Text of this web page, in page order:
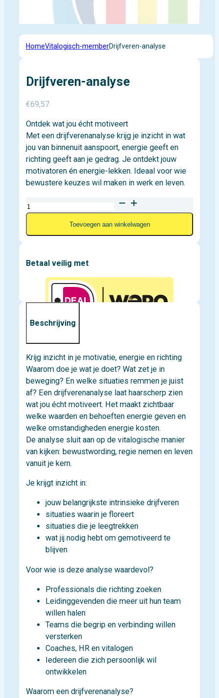
HomeVitalogisch-memberDrijfveren-analyse
Drijfveren-analyse
€69,57
Ontdek wat jou écht motiveert
Met een drijfverenanalyse krijg je inzicht in wat
jou van binnenuit aanspoort, energie geeft en
richting geeft aan je gedrag. Je ontdekt jouw
motivatoren én energie-lekken. Ideaal voor wie
bewustere keuzes wil maken in werk en leven.
Drijfveren-
analyse
Toevoegen aan winkelwagen
Betaal veilig met
Beschrijving
Krijg inzicht in je motivatie, energie en richting
Waarom doe je wat je doet? Wat zet je in
beweging? En welke situaties remmen je juist
af? Een drijfverenanalyse laat haarscherp zien
wat jou écht motiveert. Het maakt zichtbaar
welke waarden en behoeften energie geven en
welke omstandigheden energie kosten.
De analyse sluit aan op de vitalogische manier
van kijken: bewustwording, regie nemen en leven
vanuit je kern.
Je krijgt inzicht in:
jouw belangrijkste intrinsieke drijfveren
situaties waarin je floreert
situaties die je leegtrekken
wat jij nodig hebt om gemotiveerd te
blijven
Voor wie is deze analyse waardevol?
Professionals die richting zoeken
Leidinggevenden die meer uit hun team
willen halen
Teams die begrip en verbinding willen
versterken
Coaches, HR en vitalogen
Iedereen die zich persoonlijk wil
ontwikkelen
Waarom een drijfverenanalyse?